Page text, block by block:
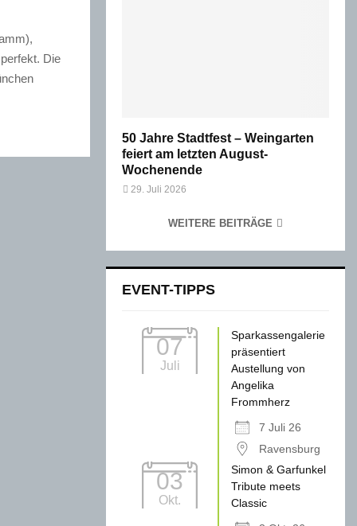
Die
50 Jahre Stadtfest – Weingarten
feiert am letzten August-
Wochenende
29. Juli 2026
WEITERE BEITRÄGE
EVENT-TIPPS
07
Juli
Sparkassengalerie
präsentiert
Austellung von
Angelika
Frommherz
7 Juli 26
Ravensburg
03
Okt.
Simon & Garfunkel
Tribute meets
Classic